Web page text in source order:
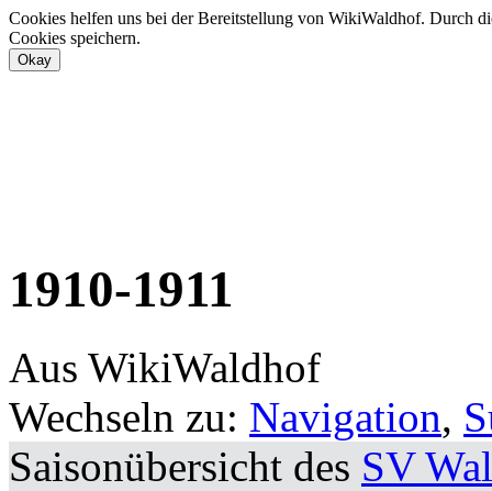
Cookies helfen uns bei der Bereitstellung von WikiWaldhof. Durch
Cookies speichern.
1910-1911
Aus WikiWaldhof
Wechseln zu: Navigation,
Saisonübersicht des SV